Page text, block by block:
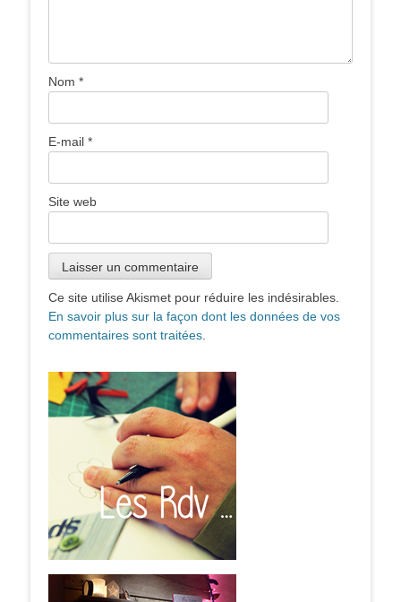
Nom *
E-mail *
Site web
Ce site utilise Akismet pour réduire les indésirables.
En savoir plus sur la façon dont les données de vos
commentaires sont traitées